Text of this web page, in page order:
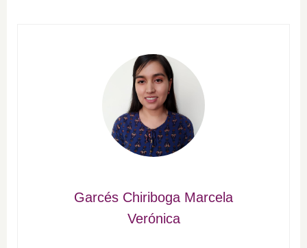
Garcés Chiriboga Marcela
Verónica